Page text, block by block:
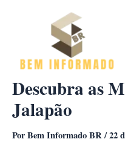
Descubra as
Jalapão
PorBem Informado BR/22